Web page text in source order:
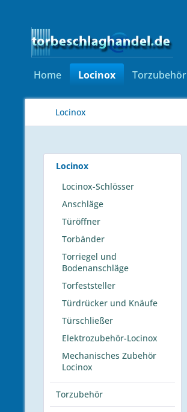
Home Locinox Torzubehör
Locinox
Locinox
Locinox-Schlösser
Anschläge
Türöffner
Torbänder
Torriegel und
Bodenanschläge
Torfeststeller
Türdrücker und Knäufe
Türschließer
Elektrozubehör-Locinox
Mechanisches Zubehör
Locinox
Torzubehör